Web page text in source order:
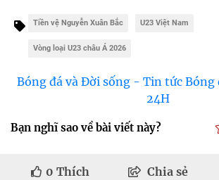
Tiền vệ Nguyễn Xuân Bắc U23 Việt Nam
Vòng loại U23 châu Á 2026
Bóng đá và Đời sống - Tin tức Bóng
24H
Bạn nghĩ sao về bài viết này?
0 Thích Chia sẻ